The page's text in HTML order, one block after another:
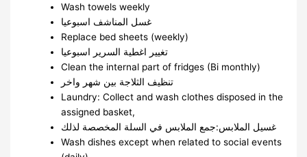
Wash towels weekly
غسل المناشف اسبوعيا
Replace bed sheets (weekly)
تغيير اغطية السرير اسبوعيا
Clean the internal part of fridges (Bi monthly)
تنظيف الثلاجة بين شهر واخر
Laundry: Collect and wash clothes disposed in the
assigned basket,
غسيل الملابس:جمع الملابس في السلة المخصصة لذلك
Wash dishes except when related to social events